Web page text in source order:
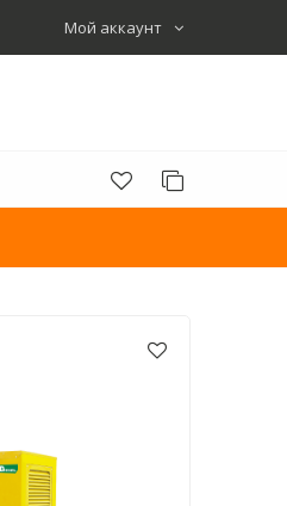
Мой аккаунт